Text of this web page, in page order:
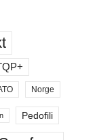
Norge
Pedofili